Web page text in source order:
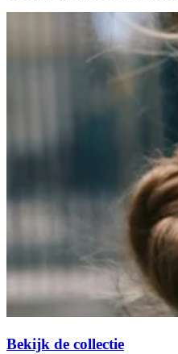
Bekijk de collectie